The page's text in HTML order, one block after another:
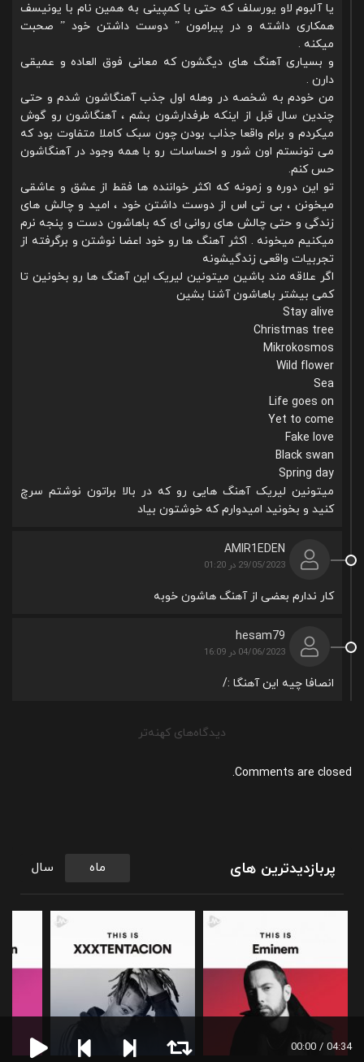
04:34 / 00:00
یا آلبوم لاو یورسلف که حتی با کمپینی به همین نام با یونیسف
همکاری داشته و در پیرامون ” دوست داشتن خود ” صحبت
میکنه .
و بسیاری آهنگ های دیگشون که معانی فوق العاده و عمیقی
دارن .
من خودم به شخصه در وهله اول جذب آهنگاشون شدم و حتی
چندین سال قبل از اینکه طرفدارشون بشم ، آهنگاشون رو گوش
میکردم و برام واقعا جذاب بودن چون سبک کاملا متفاوت بود که
می تونستم اون شور و احساسات رو با همه وجود در آهنگاشون
حس کنم.
تو این دوره و زمونه که اکثر خواننده ها فقط از عشق و عاشقی
میخونن ، بی تی اس از دوست داشتن خود ، امید و چالش های
زندگی و حتی چالش های روانی ای که باهاشون دست و پنجه نرم
میکنیم میخونه . اکثر آهنگ ها رو خود اعضا نوشتن و برگرفته از
تجربیات واقعی زندگیشونه
اگر علاقه مند باشین میتونین لیریک این آهنگ ها رو بخونین تا
کمی بیشتر باهاشون آشنا بشین
Stay alive
Christmas tree
Mikrokosmos
Wild flower
Sea
Life goes on
Yet to come
Fake love
Black swan
Spring day
میتونین لیریک آهنگ هایی رو که در بالا براتون نوشتم سرچ
کنید و بخونید امیدوارم که خوشتون بیاد
AMIR1EDEN
29/05/2023 در 01:20
کار ندارم بعضی از آهنگ هاشون خوبه
hesam79
04/06/2023 در 16:09
انصافا چیه این آهنگا :/
دیدگاه‌های کهنه‌تر
Comments are closed.
پربازدیدترین های ماه سال